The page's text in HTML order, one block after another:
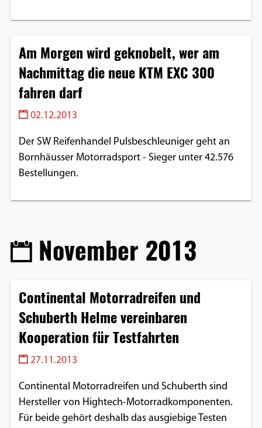
Am Morgen wird geknobelt, wer am
Nachmittag die neue KTM EXC 300
fahren darf
02.12.2013
Der SW Reifenhandel Pulsbeschleuniger geht an
Bornhäusser Motorradsport - Sieger unter 42.576
Bestellungen.
November 2013
Continental Motorradreifen und
Schuberth Helme vereinbaren
Kooperation für Testfahrten
27.11.2013
Continental Motorradreifen und Schuberth sind
Hersteller von Hightech-Motorradkomponenten.
Für beide gehört deshalb das ausgiebige Testen
Um Inhalte von Videoplattformen und
können, werden von diesen externen
Medien Cookies gesetzt.
Vimeo
Google Maps